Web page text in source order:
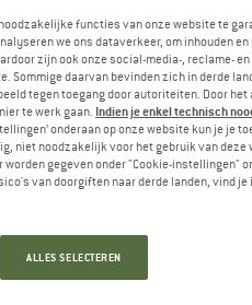
wel enkel indirect bij
functies van onze website te
we ons dataverkeer, om inhouden
zijn ook onze social-media-, reclame- en
Sommige daarvan bevinden zich in derde
tegen toegang door autoriteiten. Door
te werk gaan. Indien je enkel technisch
onderaan op onze website kun je je
niet noodzakelijk voor het gebruik van deze
gegeven onder "Cookie-instellingen"
van doorgiften naar derde landen, vind je
ALLES SELECTEREN